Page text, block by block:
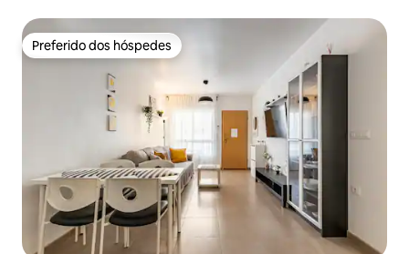
Preferido dos hóspedes
Preferido dos hóspedes